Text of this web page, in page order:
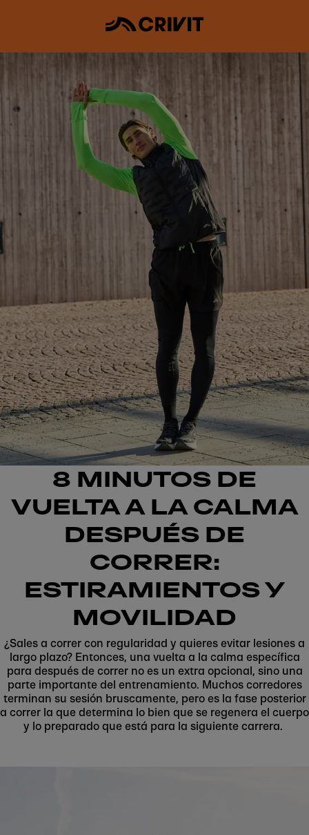
8 MINUTOS DE
VUELTA A LA CALMA
DESPUÉS DE
CORRER:
ESTIRAMIENTOS Y
MOVILIDAD
¿Sales a correr con regularidad y quieres evitar lesiones a
largo plazo? Entonces, una vuelta a la calma específica
para después de correr no es un extra opcional, sino una
parte importante del entrenamiento. Muchos corredores
terminan su sesión bruscamente, pero es la fase posterior
a correr la que determina lo bien que se regenera el cuerpo
y lo preparado que está para la siguiente carrera.